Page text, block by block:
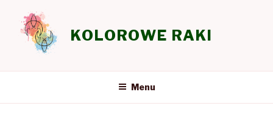
treści
KOLOROWE RAKI
Menu